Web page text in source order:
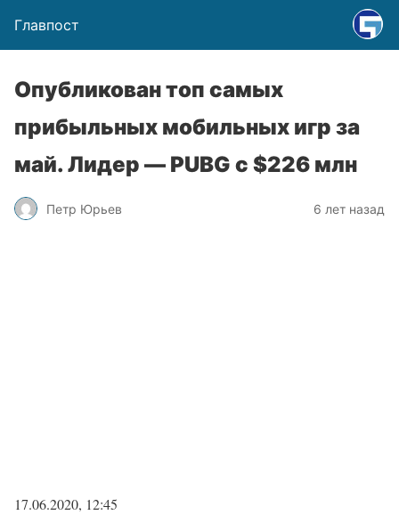
Главпост
Опубликован топ самых
прибыльных мобильных игр за
май. Лидер — PUBG с $226 млн
Петр Юрьев 6 лет назад
17.06.2020, 12:45